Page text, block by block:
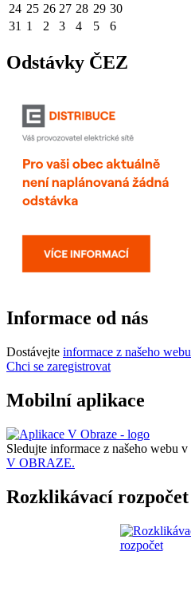
24 25 26 27 28 29 30
31 1 2 3 4 5 6
Odstávky ČEZ
Informace od nás
Dostávejte informace z našeho webu
Chci se zaregistrovat
Mobilní aplikace
Sledujte informace z našeho webu v
V OBRAZE.
Rozklikávací rozpočet